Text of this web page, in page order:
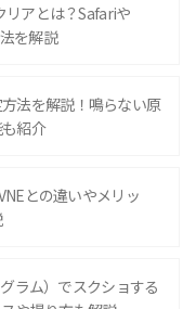
アとは？Safariや
を解説
法を解説！鳴らない原
紹介
との違いやメリッ
ラム）でスクショする